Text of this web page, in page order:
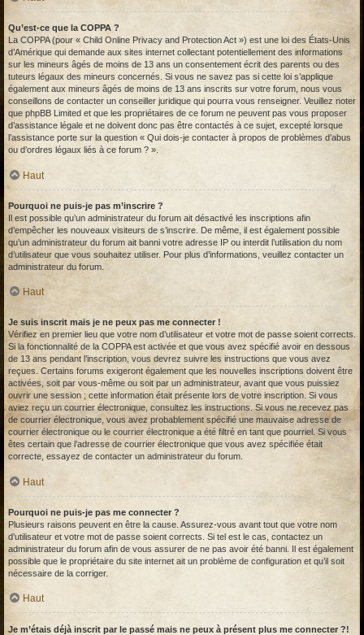
Qu’est-ce que la COPPA ?
La COPPA (pour « Child Online Privacy and Protection Act ») est une loi des États-Unis
d’Amérique qui demande aux sites internet collectant potentiellement des informations
sur les mineurs âgés de moins de 13 ans un consentement écrit des parents ou des
tuteurs légaux des mineurs concernés. Si vous ne savez pas si cette loi s’applique
également aux mineurs âgés de moins de 13 ans inscrits sur votre forum, nous vous
conseillons de contacter un conseiller juridique qui pourra vous renseigner. Veuillez noter
que phpBB Limited et que les propriétaires de ce forum ne peuvent pas vous proposer
d’assistance légale et ne doivent donc pas être contactés à ce sujet, excepté lorsque
l’assistance porte sur la question « Qui dois-je contacter à propos de problèmes d’abus
ou d’ordres légaux liés à ce forum ? ».
Haut
Pourquoi ne puis-je pas m’inscrire ?
Il est possible qu’un administrateur du forum ait désactivé les inscriptions afin
d’empêcher les nouveaux visiteurs de s’inscrire. De même, il est également possible
qu’un administrateur du forum ait banni votre adresse IP ou interdit l’utilisation du nom
d’utilisateur que vous souhaitez utiliser. Pour plus d’informations, veuillez contacter un
administrateur du forum.
Haut
Je suis inscrit mais je ne peux pas me connecter !
Vérifiez en premier lieu que votre nom d’utilisateur et votre mot de passe soient corrects.
Si la fonctionnalité de la COPPA est activée et que vous avez spécifié avoir en dessous
de 13 ans pendant l’inscription, vous devrez suivre les instructions que vous avez
reçues. Certains forums exigeront également que les nouvelles inscriptions doivent être
activées, soit par vous-même ou soit par un administrateur, avant que vous puissiez
ouvrir une session ; cette information était présente lors de votre inscription. Si vous
aviez reçu un courrier électronique, consultez les instructions. Si vous ne recevez pas
de courrier électronique, vous avez probablement spécifié une mauvaise adresse de
courrier électronique ou le courrier électronique a été filtré en tant que pourriel. Si vous
êtes certain que l’adresse de courrier électronique que vous avez spécifiée était
correcte, essayez de contacter un administrateur du forum.
Haut
Pourquoi ne puis-je pas me connecter ?
Plusieurs raisons peuvent en être la cause. Assurez-vous avant tout que votre nom
d’utilisateur et votre mot de passe soient corrects. Si tel est le cas, contactez un
administrateur du forum afin de vous assurer de ne pas avoir été banni. Il est également
possible que le propriétaire du site internet ait un problème de configuration et qu’il soit
nécessaire de la corriger.
Haut
Je m’étais déjà inscrit par le passé mais ne peux à présent plus me connecter ?!